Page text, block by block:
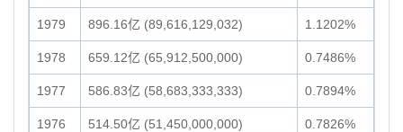
1979 896.16亿 (89,616,129,032) 1.1202%
1978 659.12亿 (65,912,500,000) 0.7486%
1977 586.83亿 (58,683,333,333) 0.7894%
1976 514.50亿 (51,450,000,000) 0.7826%